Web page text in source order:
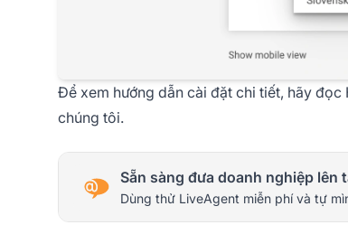
Để xem hướng dẫn cài đặt chi tiết, hãy đọc
chúng tôi.
Sẵn sàng đưa doanh nghiệp lên
Dùng thử LiveAgent miễn phí và tự